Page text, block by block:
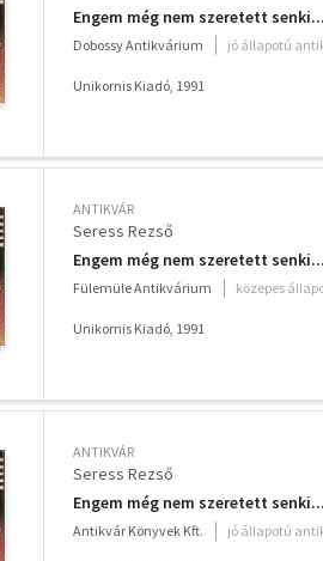
Engem még nem szeretett senki...
Dobossy Antikvárium jó állapotú
Unikornis Kiadó, 1991
ANTIKVÁR
Seress Rezső
Engem még nem szeretett senki...
Fülemüle Antikvárium közepes
Unikornis Kiadó, 1991
ANTIKVÁR
Seress Rezső
Engem még nem szeretett senki...
Antikvár Könyvek Kft. jó állapotú